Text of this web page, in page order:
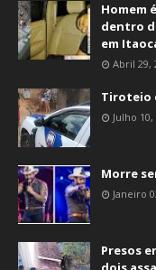
Homem
dentro
em
Abril 29,
Tiroteio
Julho 10,
Morre
Janeiro
Presos